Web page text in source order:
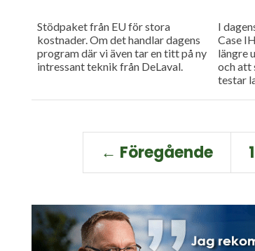
Stödpaket från EU för stora
kostnader. Om det handlar dagens
program där vi även tar en titt på ny
intressant teknik från DeLaval.
I
Case
längre
och att
testar
← Föregående 1